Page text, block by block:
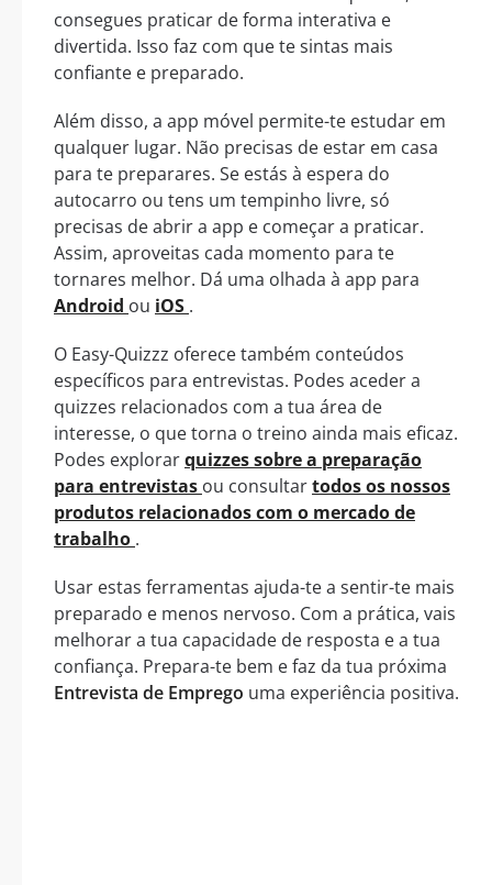
consegues praticar de forma interativa e
divertida. Isso faz com que te sintas mais
confiante e preparado.
Além disso, a app móvel permite-te estudar em
qualquer lugar. Não precisas de estar em casa
para te preparares. Se estás à espera do
autocarro ou tens um tempinho livre, só
precisas de abrir a app e começar a praticar.
Assim, aproveitas cada momento para te
tornares melhor. Dá uma olhada à app para
Android ou iOS .
O Easy-Quizzz oferece também conteúdos
específicos para entrevistas. Podes aceder a
quizzes relacionados com a tua área de
interesse, o que torna o treino ainda mais eficaz.
Podes explorarquizzes sobre a preparação
para entrevistas ou consultartodos os nossos
produtos relacionados com o mercado de
trabalho .
Usar estas ferramentas ajuda-te a sentir-te mais
preparado e menos nervoso. Com a prática, vais
melhorar a tua capacidade de resposta e a tua
confiança. Prepara-te bem e faz da tua próxima
Entrevista de Emprego uma experiência positiva.